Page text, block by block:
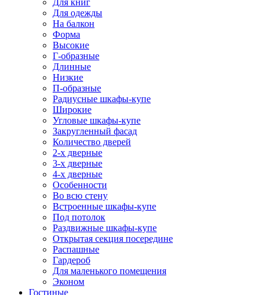
Для книг
Для одежды
На балкон
Форма
Высокие
Г-образные
Длинные
Низкие
П-образные
Радиусные шкафы-купе
Широкие
Угловые шкафы-купе
Закругленный фасад
Количество дверей
2-х дверные
3-х дверные
4-х дверные
Особенности
Во всю стену
Встроенные шкафы-купе
Под потолок
Раздвижные шкафы-купе
Открытая секция посередине
Распашные
Гардероб
Для маленького помещения
Эконом
Гостиные